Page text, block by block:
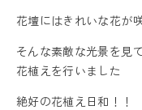
花壇にはきれいな花が
そんな素敵な光景を見
花植えを行いました
絶好の花植え日和！！